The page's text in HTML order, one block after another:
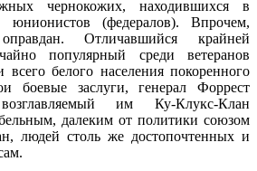
чернокожих, находившихся в
юнионистов (федералов). Впрочем,
Отличавшийся крайней
популярный среди ветеранов
белого населения покоренного
боевые заслуги, генерал Форрест
им Ку-Клукс-Клан
далеким от политики союзом
людей столь же достопочтенных и